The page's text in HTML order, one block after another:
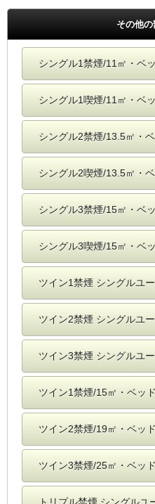
その他
シングル1禁煙/11㎡・ベ
シングル1喫煙/11㎡・ベ
シングル2禁煙/13.5㎡・
シングル2喫煙/13.5㎡・
シングル3禁煙/15㎡・ベ
シングル3喫煙/15㎡・ベ
ツイン1禁煙 シングルユ
ツイン2禁煙 シングルユ
ツイン3禁煙 シングルユ
ツイン1禁煙/15㎡・ベッ
ツイン2禁煙/19㎡・ベッ
ツイン3禁煙/25㎡・ベッ